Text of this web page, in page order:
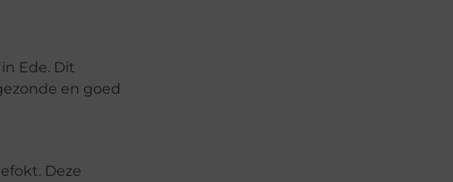
Ede. Dit
en goed
Deze